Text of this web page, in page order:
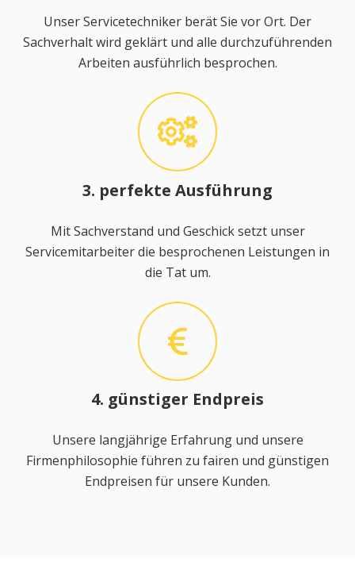
Unser Servicetechniker berät Sie vor Ort. Der
Sachverhalt wird geklärt und alle durchzuführenden
Arbeiten ausführlich besprochen.
3. perfekte Ausführung
Mit Sachverstand und Geschick setzt unser
Servicemitarbeiter die besprochenen Leistungen in
die Tat um.
4. günstiger Endpreis
Unsere langjährige Erfahrung und unsere
Firmenphilosophie führen zu fairen und günstigen
Endpreisen für unsere Kunden.